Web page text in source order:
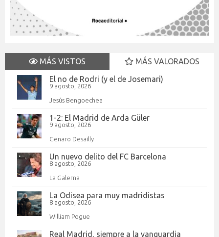
MÁS VISTOS
MÁS VALORADOS
El no de Rodri (y el de Josemari)
9 agosto, 2026
Jesús Bengoechea
1-2: El Madrid de Arda Güler
9 agosto, 2026
Genaro Desailly
Un nuevo delito del FC Barcelona
8 agosto, 2026
La Galerna
La Odisea para muy madridistas
8 agosto, 2026
William Pogue
Real Madrid, siempre a la vanguardia